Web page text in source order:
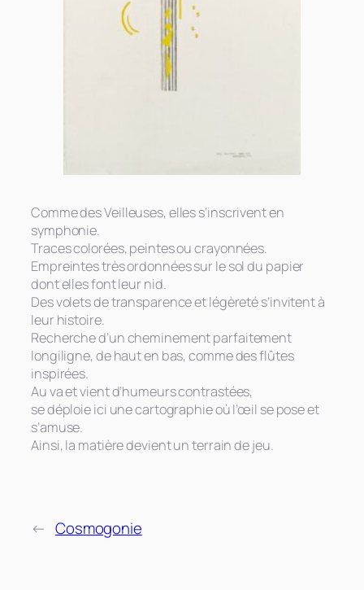
Comme des Veilleuses, elles s’inscrivent en
symphonie.
Traces colorées, peintes ou crayonnées.
Empreintes très ordonnées sur le sol du papier
dont elles font leur nid.
Des volets de transparence et légèreté s’invitent à
leur histoire.
Recherche d’un cheminement parfaitement
longiligne, de haut en bas, comme des flûtes
inspirées.
Au va et vient d’humeurs contrastées,
se déploie ici une cartographie où l’œil se pose et
s’amuse.
Ainsi, la matière devient un terrain de jeu.
← Cosmogonie